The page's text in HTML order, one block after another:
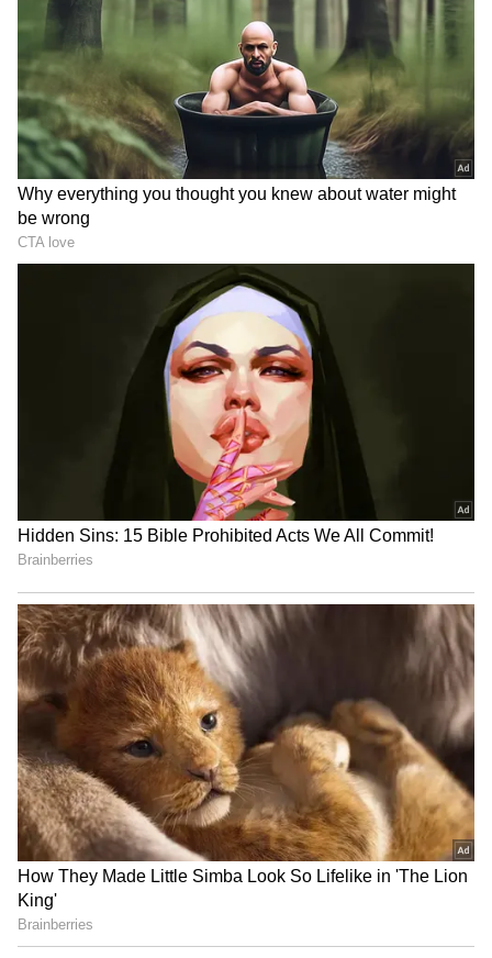
3
5
వెంకటేష్ తో అనిల్ చేస్తున్న ఈసినిమా టైటిల్ ఇంకా ఫిక్స్
కాలేదు. మీనాక్షి చౌదరి, ఐశ్వర్య రాజేష్‌ ..హీరోయిన్లుగా
నటిస్తున్నారు. దిల్ రాజునిర్మిస్తున్న ఈ సినిమా 2025
సంక్రాంతి కానుకగా రిలీజ్ కు రెడీ అవుతోంది. వెంకటేష్ –
అనిల్ రావిపూడి కాంబినేషన్లో తెరకెక్కుతున్న 3 వ సినిమా
ఇది. అంటే హ్యాట్రిక్ కాంబినేషన్ హిట్ అవుతుందని
నమ్మకంతో ఉన్నారు టీమ్.